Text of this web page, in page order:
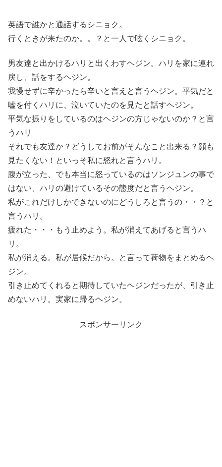
英語で誰かと通話するシニョク。
行くときが来たのか。。？と一人で呟くシニョク。
男友達と出かけるハリと出くわすヘジン。ハリを家に連れ
戻し、話をするヘジン。
我慢せずに辛かったら辛いと言えと言うヘジン。平気だと
嘘を付くハリに、泣いていたのを見たと話すヘジン。
平気な振りをしているのはヘジンの方じゃないのか？と言
うハリ
それでも友達か？どうしてお前がそんなこと出来る？顔も
見たくない！といっそ私に怒れと言うハリ。
腹が立った、でも本当に怒っているのはソンジュンの事で
はない、ハリの避けているその態度だと言うヘジン。
私がこれだけしかできないのにどうしろと言うの・・？と
言うハリ。
疲れた・・・もう止めよう。私が消えてあげると言うハ
リ。
私が消える。私が居候だから。と言って荷物をまとめるヘ
ジン。
引き止めてくれると期待していたヘジンだったが、引き止
めないハリ。実家に帰るヘジン。
スポンサーリンク